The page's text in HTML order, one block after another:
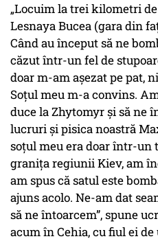
„Locuim la trei kilometri
Lesnaya Bucea (gara din
Când au început să ne
căzut într-un fel de
doar m-am așezat pe pat,
Soțul meu m-a convins.
duce la Zhytomyr și să ne
lucruri și pisica noastră
soțul meu era doar într-un
granița regiunii Kiev, am
am spus că satul este
ajuns acolo. Ne-am dat
să ne întoarcem”, spune
acum în Cehia, cu fiul ei